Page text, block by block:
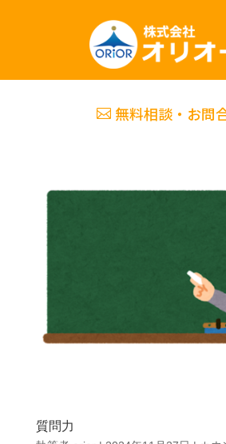
無料相談・お問
質問力